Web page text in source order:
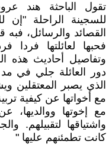
تقول الباحثة هند
للسجينة الراحلة
القصائد والرسائل،
فحبها لعائلتها فردا
وتفاصيل أحاديث هذه
دور العائلة جلي في
الذي يصبر المعتقلين
مع أخواتها عن كيفية
مع إخوتها ووالديها،
واشتياقها لتقبيلهم.
كانت تطمئنهم عليها "